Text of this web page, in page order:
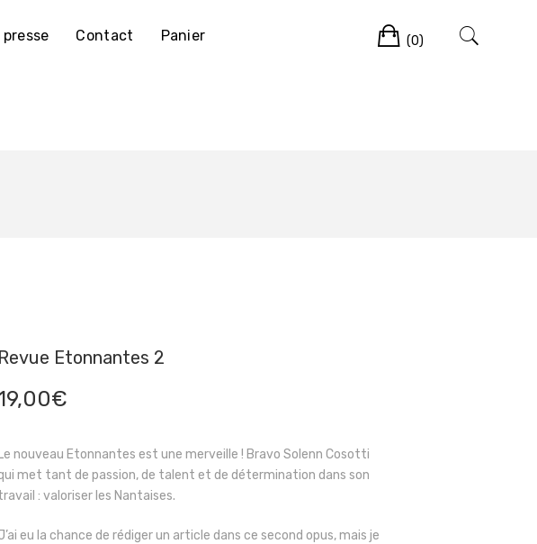
Contact Panier Cart
(0)
Revue Etonnantes 2
€
Le nouveau Etonnantes est une merveille ! Bravo Solenn Cosotti
met tant de passion, de talent et de détermination dans son
: valoriser les Nantaises.
eu la chance de rédiger un article dans ce second opus, mais je